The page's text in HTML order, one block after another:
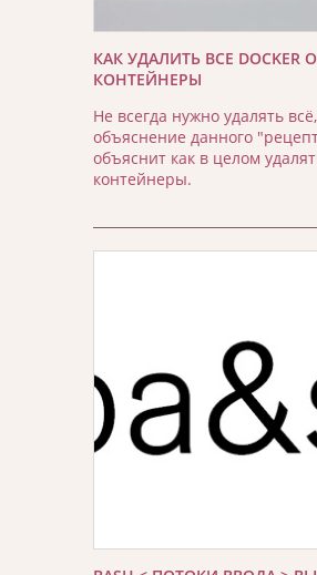
КАК УДАЛИТЬ ВСЕ DOCKER
КОНТЕЙНЕРЫ
Не всегда нужно удалять
объяснение данного
объяснит как в целом
контейнеры.